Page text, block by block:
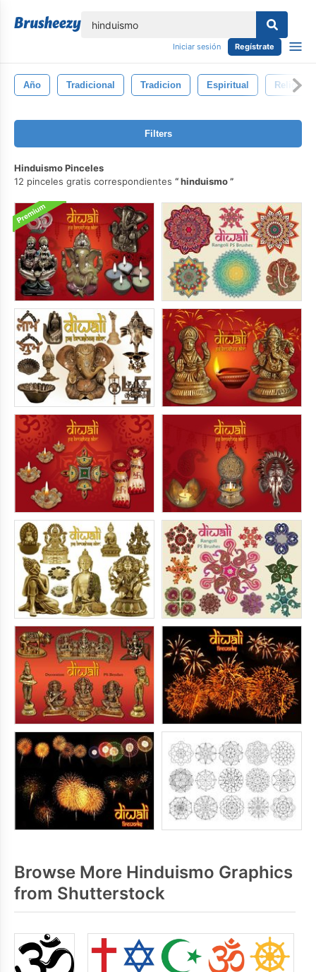
Iniciar sesión Regístrate
Año Tradicional Tradicion Espiritual Religión
Filters
Hinduismo Pinceles
12 pinceles gratis correspondientes
hinduismo
Browse More Hinduismo Graphics
from Shutterstock